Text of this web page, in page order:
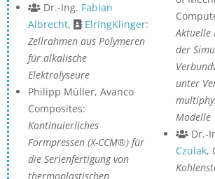
Dr.-Ing. Fabian
Albrecht, ElringKlinger:
Zellrahmen aus Polymeren
für alkalische
Elektrolyseure
Philipp Müller, Avanco
Composites:
Kontinuierliches
Formpressen (X-CCM®) für
die Serienfertigung von
thermoplastischen
Aktuelle
der
unter
Modelle
Dr.-
Czulak,